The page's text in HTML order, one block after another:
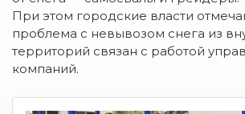
При этом городские власти
проблема с невывозом снега из
территорий связан с работой
компаний.